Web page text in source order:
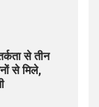
से तीन
से मिले,